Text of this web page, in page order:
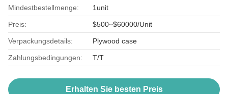
Mindestbestellmenge: 1unit
Preis: $500~$60000/Unit
Verpackungsdetails: Plywood case
Zahlungsbedingungen: T/T
Erhalten Sie besten Preis